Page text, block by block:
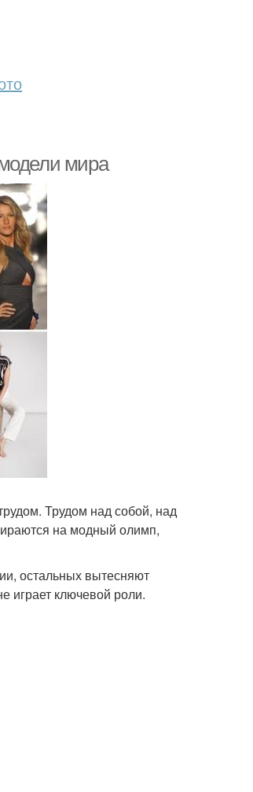
мира
Трудом над собой, над
на модный олимп,
остальных вытесняют
играет ключевой роли.